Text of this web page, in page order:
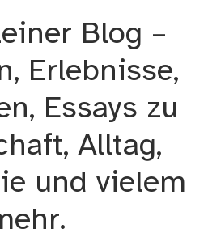
Blog –
Erlebnisse,
Essays zu
Alltag,
und vielem